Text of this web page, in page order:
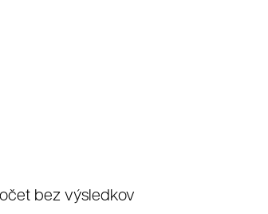
bez výsledkov